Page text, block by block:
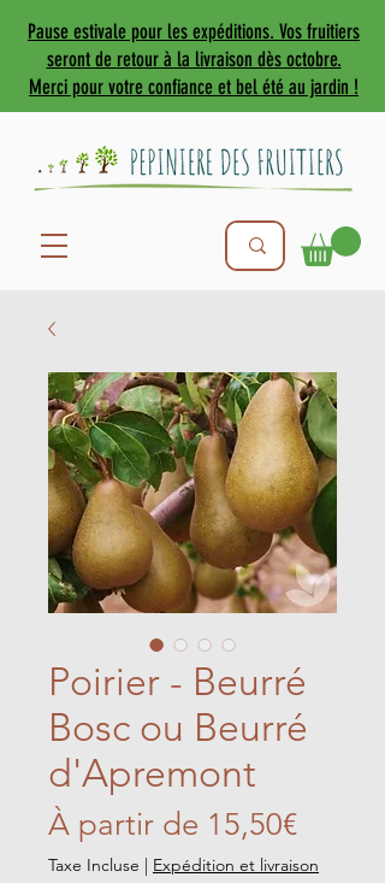
Pause estivale pour les expéditions. Vos fruitiers
seront de retour à la livraison dès octobre.
Merci pour votre confiance et bel été au jardin !
Poirier - Beurré
Bosc ou Beurré
d'Apremont
À partir de 15,50€Prix
Taxe Incluse Expédition et livraison